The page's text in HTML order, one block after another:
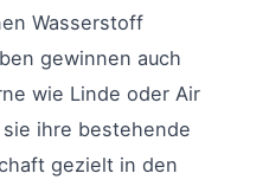
Wasserstoff
gewinnen auch
wie Linde oder Air
ihre bestehende
gezielt in den